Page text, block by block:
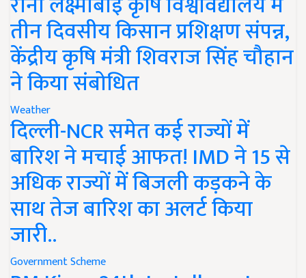
तीन दिवसीय किसान प्रशिक्षण संपन्न,
केंद्रीय कृषि मंत्री शिवराज सिंह चौहान
ने किया संबोधित
Weather
दिल्ली-NCR समेत कई राज्यों में
बारिश ने मचाई आफत! IMD ने 15 से
अधिक राज्यों में बिजली कड़कने के
साथ तेज बारिश का अलर्ट किया
जारी..
Government Scheme